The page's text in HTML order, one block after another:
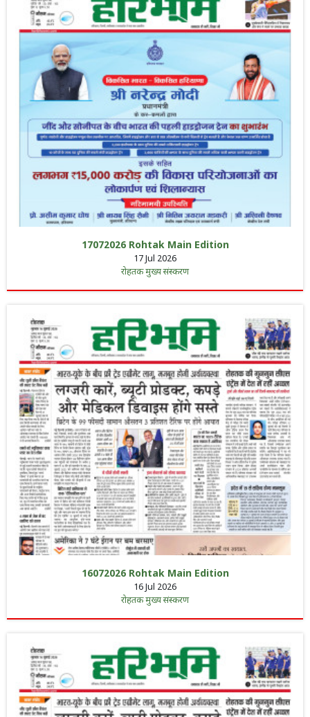
17072026 Rohtak Main Edition
17 Jul 2026
रोहतक मुख्य संस्करण
16072026 Rohtak Main Edition
16 Jul 2026
रोहतक मुख्य संस्करण